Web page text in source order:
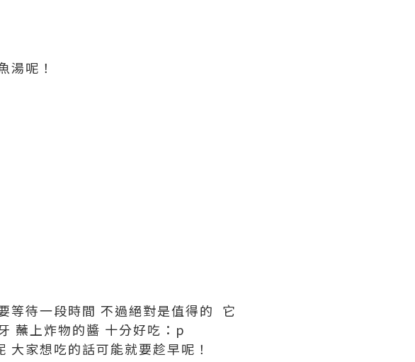
湯呢！
等待一段時間 不過絕對是值得的 它
蘸上炸物的醬 十分好吃： p
大家想吃的話可能就要趁早呢！